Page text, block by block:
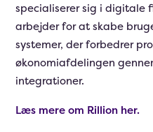
specialiserer sig i digitale
arbejder for at skabe
systemer, der forbedrer
økonomiafdelingen
integrationer.
Læs mere om Rillion her.